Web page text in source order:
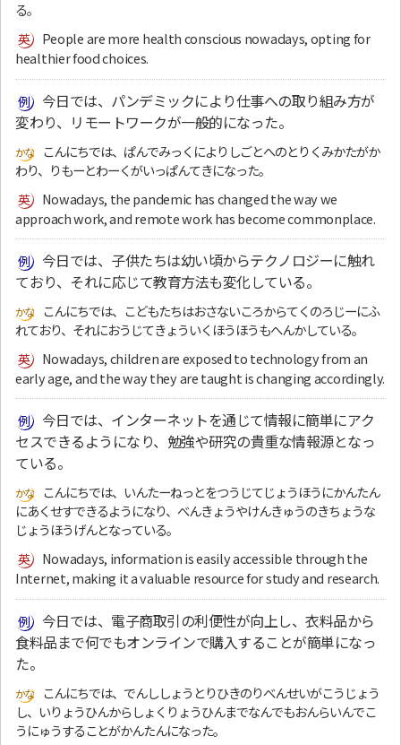
る。
People are more health conscious nowadays, opting for
healthier food choices.
今日では、パンデミックにより仕事への取り組み方が
変わり、リモートワークが一般的になった。
こんにちでは、ぱんでみっくによりしごとへのとりくみかたがか
わり、りもーとわーくがいっぱんてきになった。
Nowadays, the pandemic has changed the way we
approach work, and remote work has become commonplace.
今日では、子供たちは幼い頃からテクノロジーに触れ
ており、それに応じて教育方法も変化している。
こんにちでは、こどもたちはおさないころからてくのろじーにふ
れており、それにおうじてきょういくほうほうもへんかしている。
Nowadays, children are exposed to technology from an
early age, and the way they are taught is changing accordingly.
今日では、インターネットを通じて情報に簡単にアク
セスできるようになり、勉強や研究の貴重な情報源となっ
ている。
こんにちでは、いんたーねっとをつうじてじょうほうにかんたん
にあくせすできるようになり、べんきょうやけんきゅうのきちょうな
じょうほうげんとなっている。
Nowadays, information is easily accessible through the
Internet, making it a valuable resource for study and research.
今日では、電子商取引の利便性が向上し、衣料品から
食料品まで何でもオンラインで購入することが簡単になっ
た。
こんにちでは、でんししょうとりひきのりべんせいがこうじょう
し、いりょうひんからしょくりょうひんまでなんでもおんらいんでこ
うにゅうすることがかんたんになった。